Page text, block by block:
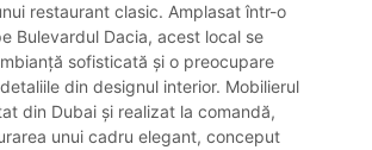
restaurant clasic. Amplasat într-o
Bulevardul Dacia, acest local se
sofisticată și o preocupare
din designul interior. Mobilierul
din Dubai și realizat la comandă,
unui cadru elegant, conceput